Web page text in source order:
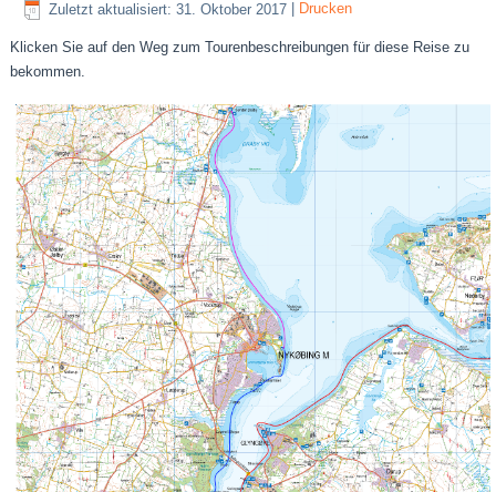
Zuletzt aktualisiert: 31. Oktober 2017 Drucken
Klicken Sie auf den Weg zum Tourenbeschreibungen für diese Reise zu
bekommen.